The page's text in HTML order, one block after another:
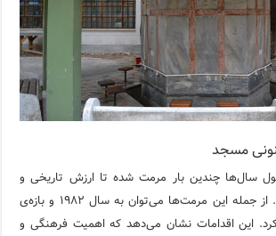
مسجد
سال‌ها چندین بار مرمت شده تا ارزش تاریخی و
معماری آن حفظ شود. از جمله این مرمت‌ها می‌توان به سال ۱۹۸۲ و بازه‌ی
۲۰۱۹ اشاره کرد. این اقدامات نشان می‌دهد که اهمیت فرهنگی و